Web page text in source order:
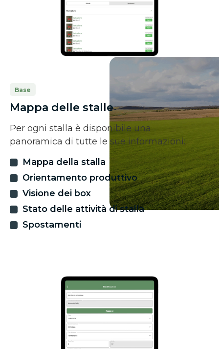
Base
Mappa delle stalle
Per ogni stalla è disponibile una
panoramica di tutte le sue informazioni:
Mappa della stalla
Orientamento produttivo
Visione dei box
Stato delle attività di stalla
Spostamenti